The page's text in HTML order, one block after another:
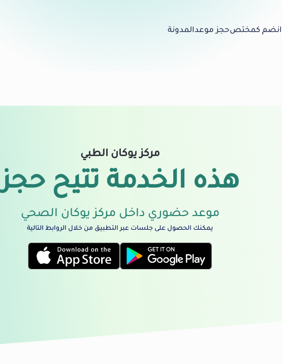
انضم كمختصحجز موعدالمدونة
مركز يوكان الطبي
هذه الخدمة تتيح حجز
موعد حضوري داخل مركز يوكان الصحي
يمكنك الحصول على جلسات عبر التطبيق من خلال الروابط التالية